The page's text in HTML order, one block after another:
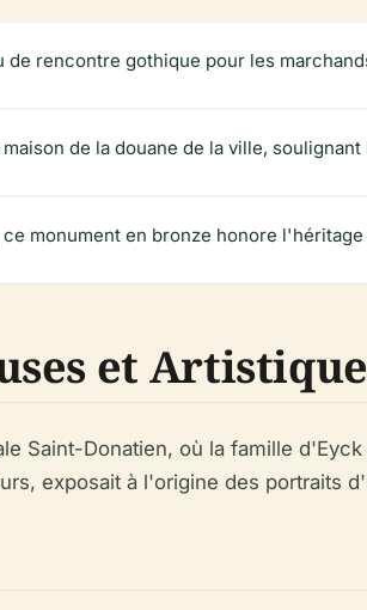
de rencontre gothique pour les
de la douane de la ville,
ce monument en bronze honore
et
Saint-Donatien, où la famille
exposait à l'origine des portraits